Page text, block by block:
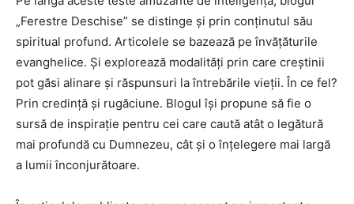
„Ferestre Deschise” se distinge și prin conținutul său
spiritual profund. Articolele se bazează pe învățăturile
evanghelice. Și explorează modalități prin care creștinii
pot găsi alinare și răspunsuri la întrebările vieții. În ce fel?
Prin credință și rugăciune. Blogul își propune să fie o
sursă de inspirație pentru cei care caută atât o legătură
mai profundă cu Dumnezeu, cât și o înțelegere mai largă
a lumii înconjurătoare.